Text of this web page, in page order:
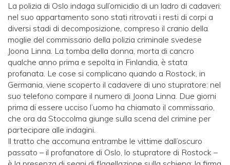
La polizia di Oslo indaga sull’omicidio di un ladro di cadaveri:
nel suo appartamento sono stati ritrovati i resti di corpi a
diversi stadi di decomposizione, compreso il cranio della
moglie del commissario della polizia criminale svedese
Joona Linna. La tomba della donna, morta di cancro
qualche anno prima e sepolta in Finlandia, è stata
profanata. Le cose si complicano quando a Rostock, in
Germania, viene scoperto il cadavere di uno stupratore: nel
suo telefono compare il numero di Joona Linna. Due giorni
prima di essere ucciso l’uomo ha chiamato il commissario,
che ora da Stoccolma giunge sulla scena del crimine per
partecipare alle indagini.
Il tratto che accomuna entrambe le vittime dall’oscuro
passato – il profanatore di Oslo, lo stupratore di Rostock –